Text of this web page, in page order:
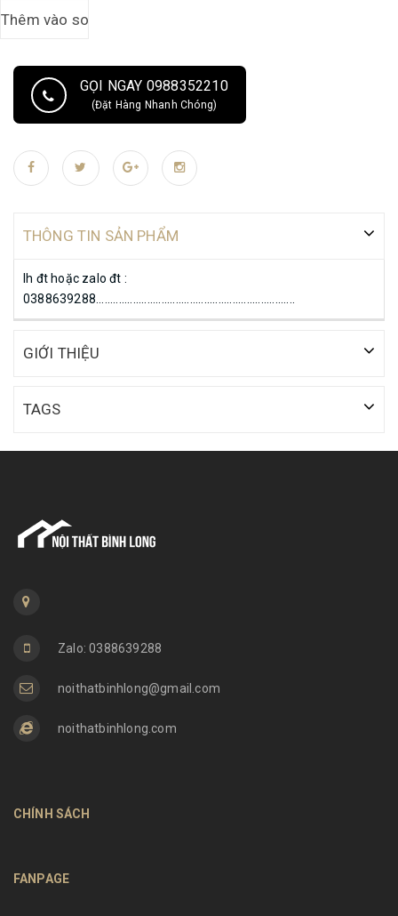
GỌI NGAY 0988352210
(Đặt Hàng Nhanh Chóng)
THÔNG TIN SẢN PHẨM
lh đt hoặc zalo đt :
0388639288......................................................................
GIỚI THIỆU
TAGS
Zalo: 0388639288
noithatbinhlong@gmail.com
noithatbinhlong.com
CHÍNH SÁCH
FANPAGE